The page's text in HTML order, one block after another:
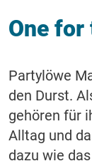
One for
Partylöwe
den Durst.
gehören für
Alltag und
dazu wie